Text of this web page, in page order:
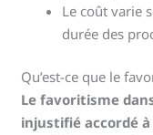
Le coût varie
durée des
Qu’est-ce que le
Le favoritisme
injustifié accordé